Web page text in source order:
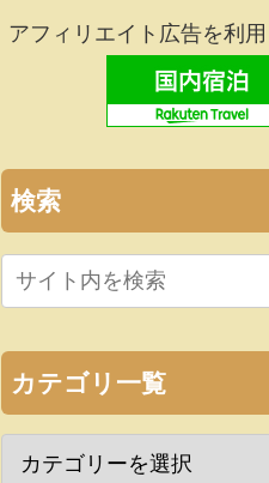
アフィリエイト広告を利用
検索
カテゴリ一覧